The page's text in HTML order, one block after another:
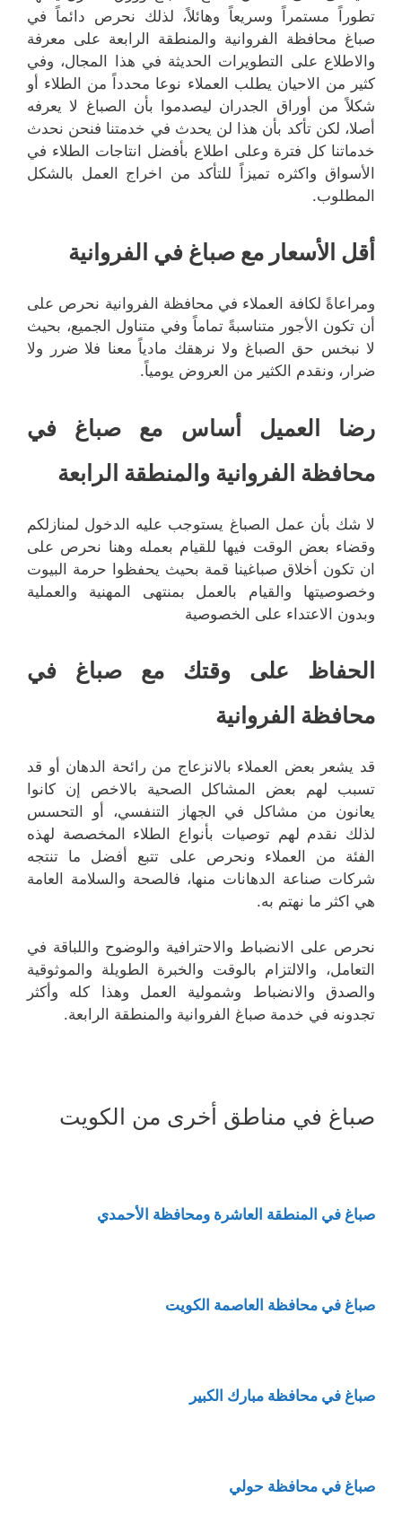
تطوراً مستمراً وسريعاً وهائلاً، لذلك نحرص دائماً في
صباغ محافظة الفروانية والمنطقة الرابعة على معرفة
والاطلاع على التطويرات الحديثة في هذا المجال، وفي
كثير من الاحيان يطلب العملاء نوعا محدداً من الطلاء أو
شكلاً من أوراق الجدران ليصدموا بأن الصباغ لا يعرفه
أصلا، لكن تأكد بأن هذا لن يحدث في خدمتنا فنحن نحدث
خدماتنا كل فترة وعلى اطلاع بأفضل انتاجات الطلاء في
الأسواق واكثره تميزاً للتأكد من اخراج العمل بالشكل
المطلوب.
أقل الأسعار مع صباغ في الفروانية
ومراعاةً لكافة العملاء في محافظة الفروانية نحرص على
أن تكون الأجور متناسبةً تماماً وفي متناول الجميع، بحيث
لا نبخس حق الصباغ ولا نرهقك مادياً معنا فلا ضرر ولا
ضرار، ونقدم الكثير من العروض يومياً.
رضا العميل أساس مع صباغ في
محافظة الفروانية والمنطقة الرابعة
لا شك بأن عمل الصباغ يستوجب عليه الدخول لمنازلكم
وقضاء بعض الوقت فيها للقيام بعمله وهنا نحرص على
ان تكون أخلاق صباغينا قمة بحيث يحفظوا حرمة البيوت
وخصوصيتها والقيام بالعمل بمنتهى المهنية والعملية
وبدون الاعتداء على الخصوصية
الحفاظ على وقتك مع صباغ في
محافظة الفروانية
قد يشعر بعض العملاء بالانزعاج من رائحة الدهان أو قد
تسبب لهم بعض المشاكل الصحية بالاخص إن كانوا
يعانون من مشاكل في الجهاز التنفسي، أو التحسس
لذلك نقدم لهم توصيات بأنواع الطلاء المخصصة لهذه
الفئة من العملاء ونحرص على تتبع أفضل ما تنتجه
شركات صناعة الدهانات منها، فالصحة والسلامة العامة
هي اكثر ما نهتم به.
نحرص على الانضباط والاحترافية والوضوح واللباقة في
التعامل، والالتزام بالوقت والخبرة الطويلة والموثوقية
والصدق والانضباط وشمولية العمل وهذا كله وأكثر
تجدونه في خدمة صباغ الفروانية والمنطقة الرابعة.
صباغ في مناطق أخرى من الكويت
صباغ في المنطقة العاشرة ومحافظة الأحمدي
صباغ في محافظة العاصمة الكويت
صباغ في محافظة مبارك الكبير
صباغ في محافظة حولي